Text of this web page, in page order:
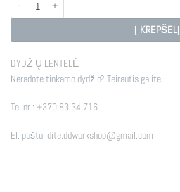
Į KREPŠELĮ
DYDŽIŲ LENTELĖ
Neradote tinkamo dydžio? Teirautis galite -
Tel nr.: +370 83 34 716
El. paštu: dite.ddworkshop@gmail.com